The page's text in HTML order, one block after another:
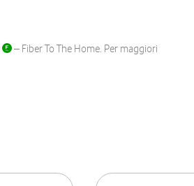
– Fiber To The Home. Per maggiori